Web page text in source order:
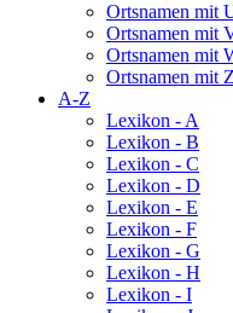
Ortsnamen mit
Ortsnamen mit
Ortsnamen mit
Ortsnamen mit Z
A-Z
Lexikon - A
Lexikon - B
Lexikon - C
Lexikon - D
Lexikon - E
Lexikon - F
Lexikon - G
Lexikon - H
Lexikon - I